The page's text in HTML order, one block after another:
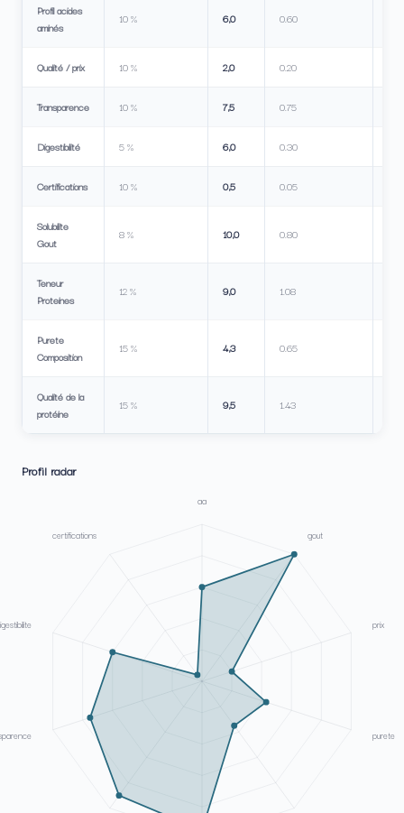
Profil acides
aminés
10 % 6,0 0.60
Qualité / prix 10 % 2,0 0.20
Transparence 10 % 7,5 0.75
Digestibilité 5 % 6,0 0.30
Certifications 10 % 0,5 0.05
Solubilite
Gout
8 % 10,0 0.80
Teneur
Proteines
12 % 9,0 1.08
Purete
Composition
15 % 4,3 0.65
Qualité de la
protéine
15 % 9,5 1.43
Profil radar
aa
gout
prix
purete
certifications